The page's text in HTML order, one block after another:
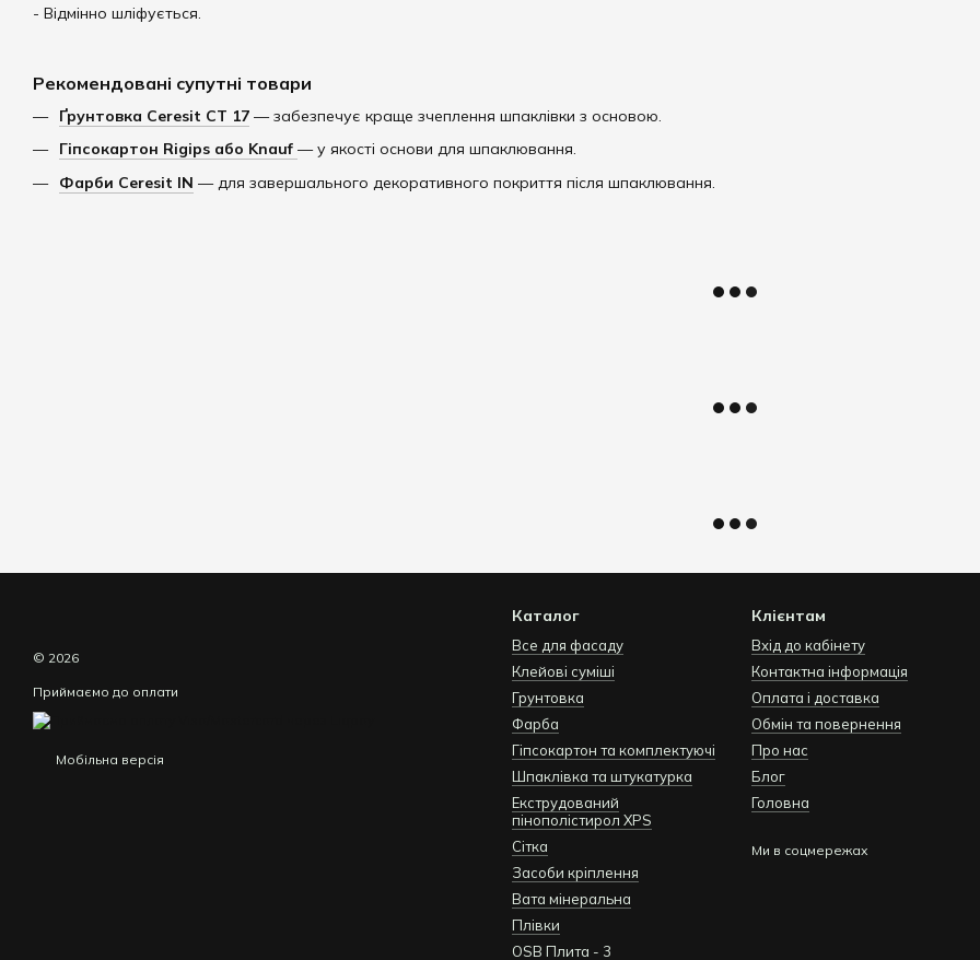
- Відмінно шліфується.
Рекомендовані супутні товари
Ґрунтовка Ceresit CT 17 — забезпечує краще зчеплення шпаклівки з основою.
Гіпсокартон Rigips або Knauf — у якості основи для шпаклювання.
Фарби Ceresit IN — для завершального декоративного покриття після шпаклювання.
© 2026
Приймаємо до оплати
Мобільна версія
Каталог
Все для фасаду
Клейові суміші
Грунтовка
Фарба
Гіпсокартон та комплектуючі
Шпаклівка та штукатурка
Екструдований
пінополістирол XPS
Сітка
Засоби кріплення
Вата мінеральна
Плівки
OSB Плита - 3
Клієнтам
Вхід до кабінету
Контактна інформація
Оплата і доставка
Обмін та повернення
Про нас
Блог
Головна
Ми в соцмережах